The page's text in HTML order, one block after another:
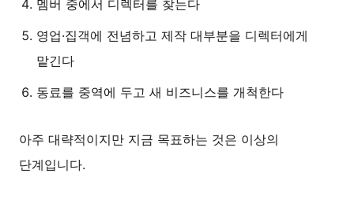
멤버 중에서 디렉터를 찾는다
영업·집객에 전념하고 제작 대부분을 디렉터에게
맡긴다
동료를 중역에 두고 새 비즈니스를 개척한다
아주 대략적이지만 지금 목표하는 것은 이상의
단계입니다.